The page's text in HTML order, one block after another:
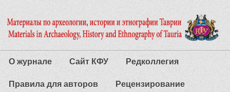
О журнале Сайт КФУ Редколлегия
Правила для авторов Рецензирование